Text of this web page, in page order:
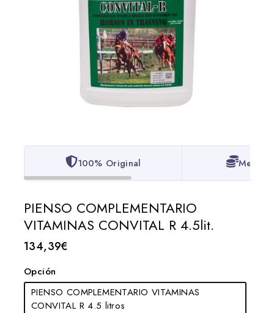
100% Original Mejor
PIENSO COMPLEMENTARIO
VITAMINAS CONVITAL R 4.5lit.
134,39€
Opción
PIENSO COMPLEMENTARIO VITAMINAS
CONVITAL R 4.5 litros